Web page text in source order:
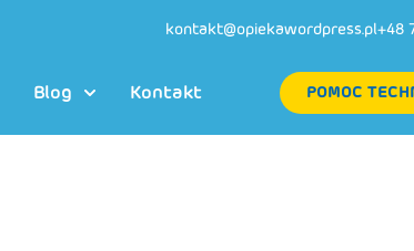
kontakt@opiekawordpress.pl+48
Blog Kontakt POMOC